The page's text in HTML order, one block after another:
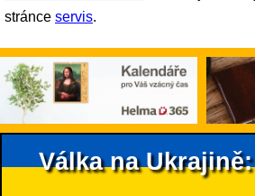
stránce servis.
Válka na